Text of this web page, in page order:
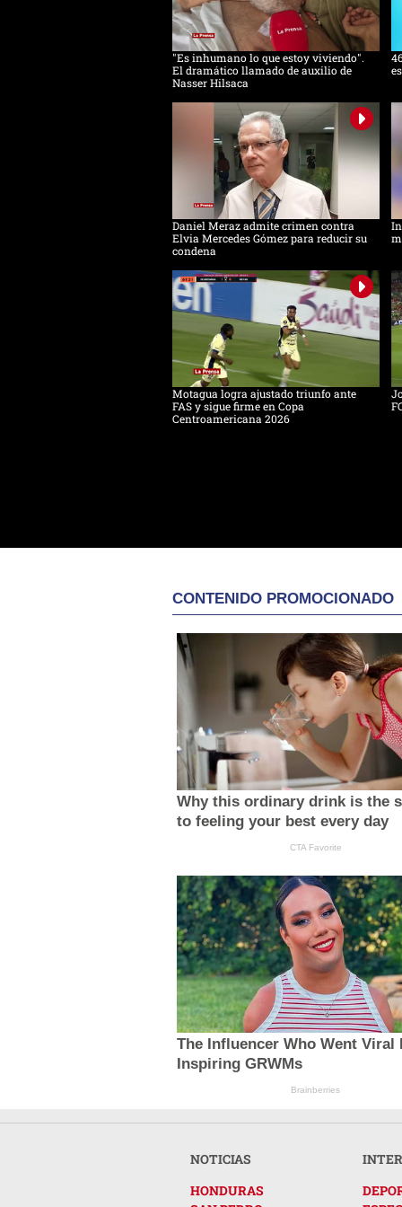
"Es inhumano lo que estoy viviendo".
El dramático llamado de auxilio de
Nasser Hilsaca
Daniel Meraz admite crimen contra
Elvia Mercedes Gómez para reducir su
condena
Motagua logra ajustado triunfo ante
FAS y sigue firme en Copa
Centroamericana 2026
CONTENIDO PROMOCIONADO
Why this ordinary drink is the
to feeling your best every day
CTA Favorite
The Influencer Who Went Viral
Inspiring GRWMs
Brainberries
NOTICIAS
HONDURAS